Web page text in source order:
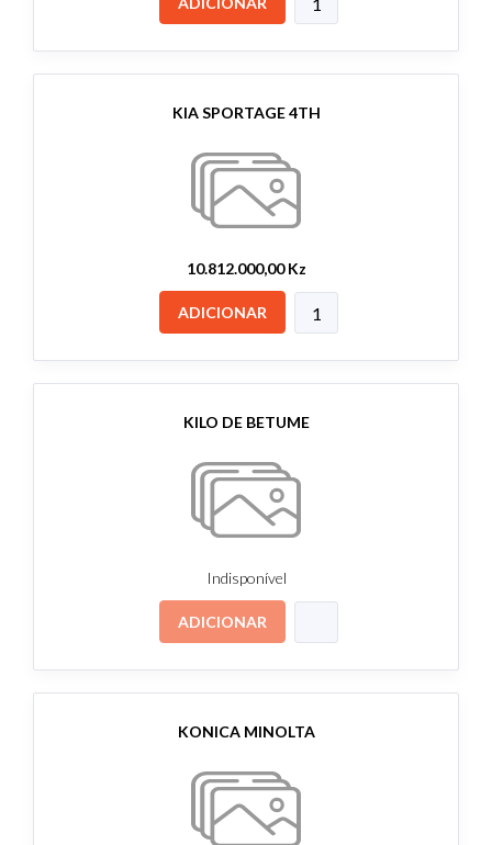
KIA SPORTAGE 4TH
10.812.000,00 Kz
ADICIONAR
KILO DE BETUME
Indisponível
ADICIONAR
KONICA MINOLTA